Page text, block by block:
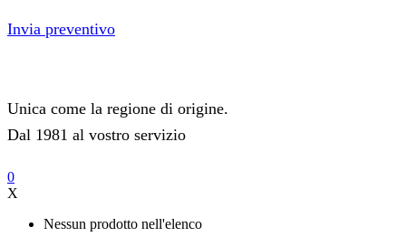
Invia preventivo
Unica come la regione di origine.
Dal 1981 al vostro servizio
0
X
Nessun prodotto nell'elenco